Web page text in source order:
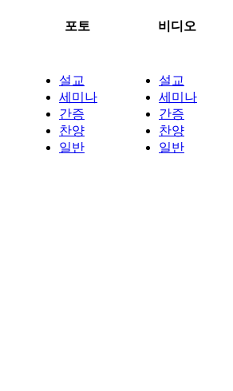
포토 비디오
설교
세미나
간증
찬양
일반
설교
세미나
간증
찬양
일반